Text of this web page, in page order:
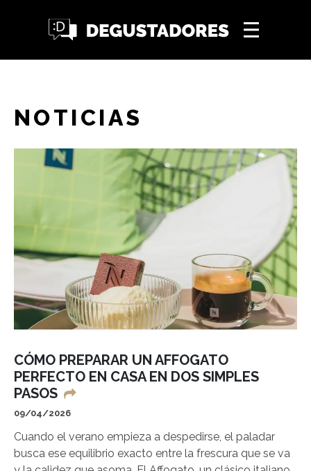
NOTICIAS
CÓMO PREPARAR UN AFFOGATO
PERFECTO EN CASA EN DOS SIMPLES
PASOS
09/04/2026
Cuando el verano empieza a despedirse, el paladar
busca ese equilibrio exacto entre la frescura que se va